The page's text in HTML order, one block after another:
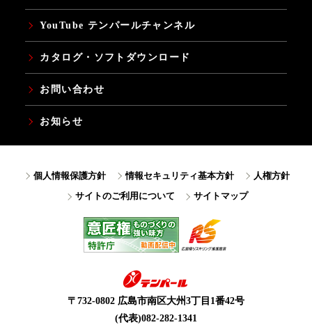
YouTube テンパールチャンネル
カタログ・ソフトダウンロード
お問い合わせ
お知らせ
個人情報保護方針 情報セキュリティ基本方針
人権方針
サイトのご利用について
サイトマップ
〒732-0802 広島市南区大州3丁目1番42号
(代表)082-282-1341